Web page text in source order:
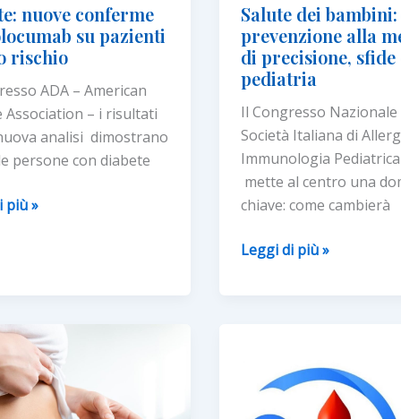
nuove conferme
su pazienti
rischio
ADA – American
Association – i risultati
analisi dimostrano
persone con diabete
più »
Salute dei
prevenzione alla
di precisione, sfide
pediatria
Il Congresso Nazionale
Società Italiana di
Immunologia Pediatrica
mette al centro una
chiave: come cambierà
Salute
medicina
Leggi di più »